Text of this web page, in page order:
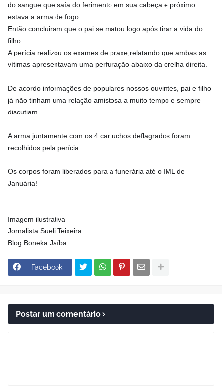
do sangue que saía do ferimento em sua cabeça e próximo
estava a arma de fogo.
Então concluiram que o pai se matou logo após tirar a vida do
filho.
A perícia realizou os exames de praxe,relatando que ambas as
vítimas apresentavam uma perfuração abaixo da orelha direita.
De acordo informações de populares nossos ouvintes, pai e filho
já não tinham uma relação amistosa a muito tempo e sempre
discutiam.
A arma juntamente com os 4 cartuchos deflagrados foram
recolhidos pela perícia.
Os corpos foram liberados para a funerária até o IML de
Januária!
Imagem ilustrativa
Jornalista Sueli Teixeira
Blog Boneka Jaíba
Facebook
Postar um comentário